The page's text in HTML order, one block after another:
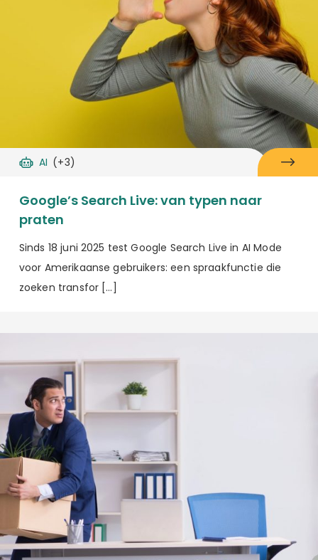
AI (+3)
Google’s Search Live: van typen naar
praten
Sinds 18 juni 2025 test Google Search Live in AI Mode
voor Amerikaanse gebruikers: een spraakfunctie die
zoeken transfor […]